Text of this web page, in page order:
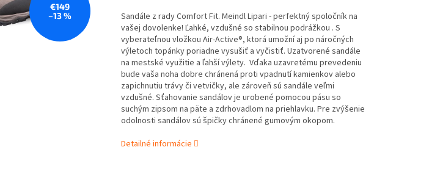
€149
–13 %
Sandále z rady Comfort Fit. Meindl Lipari - perfektný spoločník na
vašej dovolenke! Ľahké, vzdušné so stabilnou podrážkou . S
vyberateľnou vložkou Air-Active®, ktorá umožní aj po náročných
výletoch topánky poriadne vysušiť a vyčistiť. Uzatvorené sandále
na mestské využitie a ľahší výlety. Vďaka uzavretému prevedeniu
bude vaša noha dobre chránená proti vpadnutí kamienkov alebo
zapichnutiu trávy či vetvičky, ale zároveň sú sandále veľmi
vzdušné. Sťahovanie sandálov je urobené pomocou pásu so
suchým zipsom na päte a zdrhovadlom na priehlavku. Pre zvýšenie
odolnosti sandálov sú špičky chránené gumovým okopom.
Detailné informácie